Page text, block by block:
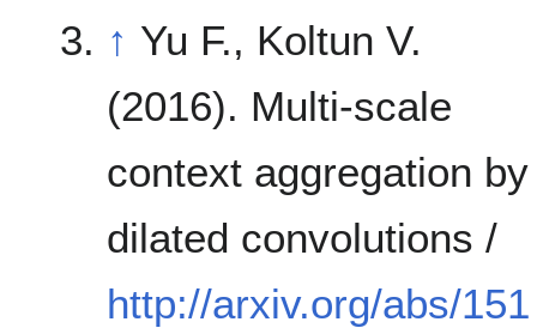
↑ Yu F., Koltun V.
(2016). Multi-scale
context aggregation by
dilated convolutions /
http://arxiv.org/abs/151